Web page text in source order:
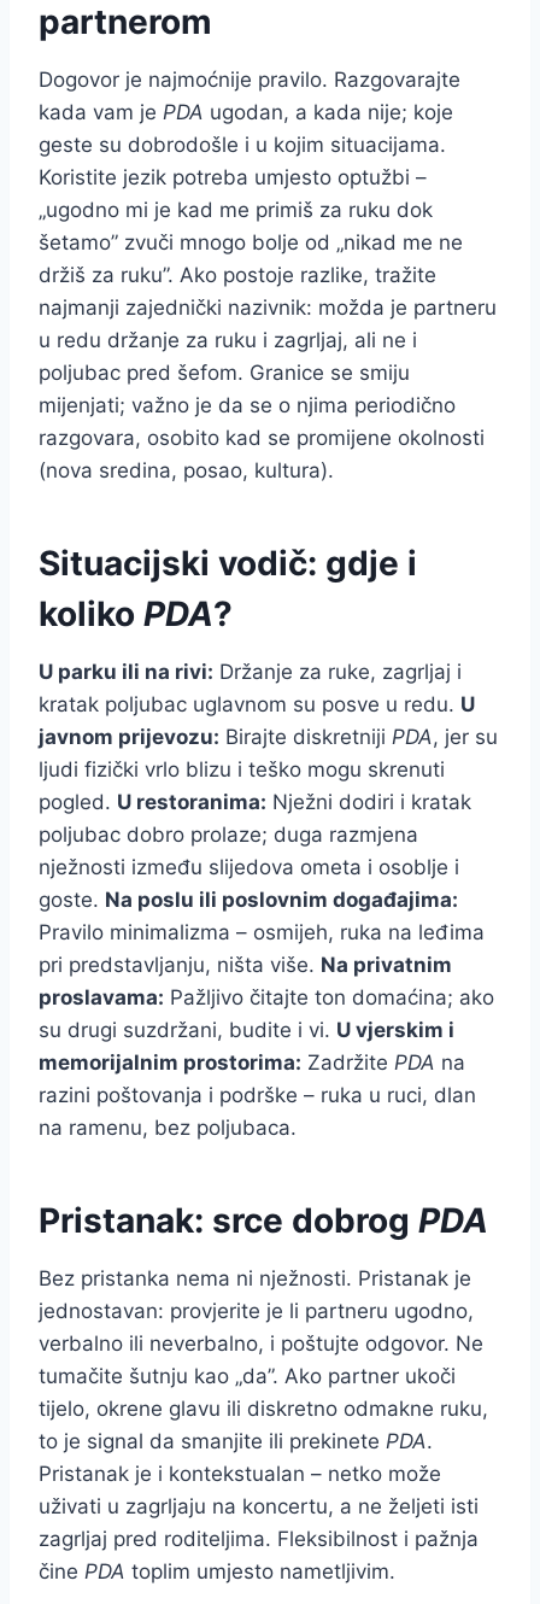
partnerom
Dogovor je najmoćnije pravilo. Razgovarajte
kada vam je PDA ugodan, a kada nije; koje
geste su dobrodošle i u kojim situacijama.
Koristite jezik potreba umjesto optužbi –
„ugodno mi je kad me primiš za ruku dok
šetamo” zvuči mnogo bolje od „nikad me ne
držiš za ruku”. Ako postoje razlike, tražite
najmanji zajednički nazivnik: možda je partneru
u redu držanje za ruku i zagrljaj, ali ne i
poljubac pred šefom. Granice se smiju
mijenjati; važno je da se o njima periodično
razgovara, osobito kad se promijene okolnosti
(nova sredina, posao, kultura).
Situacijski vodič: gdje i
koliko PDA?
U parku ili na rivi: Držanje za ruke, zagrljaj i
kratak poljubac uglavnom su posve u redu. U
javnom prijevozu: Birajte diskretniji PDA, jer su
ljudi fizički vrlo blizu i teško mogu skrenuti
pogled. U restoranima: Nježni dodiri i kratak
poljubac dobro prolaze; duga razmjena
nježnosti između slijedova ometa i osoblje i
goste. Na poslu ili poslovnim događajima:
Pravilo minimalizma – osmijeh, ruka na leđima
pri predstavljanju, ništa više. Na privatnim
proslavama: Pažljivo čitajte ton domaćina; ako
su drugi suzdržani, budite i vi. U vjerskim i
memorijalnim prostorima: Zadržite PDA na
razini poštovanja i podrške – ruka u ruci, dlan
na ramenu, bez poljubaca.
Pristanak: srce dobrog PDA
Bez pristanka nema ni nježnosti. Pristanak je
jednostavan: provjerite je li partneru ugodno,
verbalno ili neverbalno, i poštujte odgovor. Ne
tumačite šutnju kao „da”. Ako partner ukoči
tijelo, okrene glavu ili diskretno odmakne ruku,
to je signal da smanjite ili prekinete PDA.
Pristanak je i kontekstualan – netko može
uživati u zagrljaju na koncertu, a ne željeti isti
zagrljaj pred roditeljima. Fleksibilnost i pažnja
čine PDA toplim umjesto nametljivim.